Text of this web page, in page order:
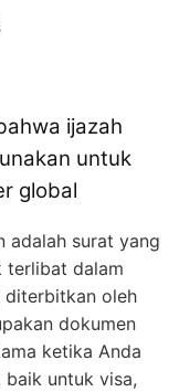
ijazah
untuk
global
adalah surat yang
terlibat dalam
diterbitkan oleh
dokumen
ketika Anda
baik untuk visa,